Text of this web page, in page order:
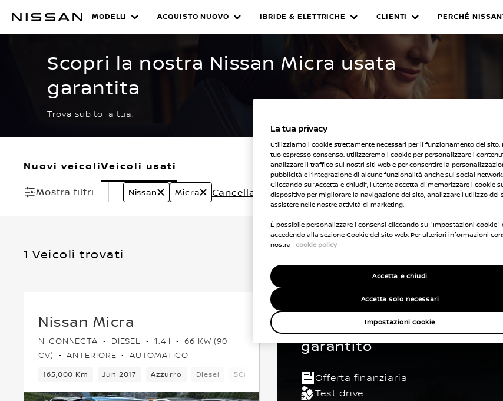
CERTIFIED PRE OWNED INVENTORY
MODELLI ACQUISTO NUOVO IBRIDE & ELETTRICHE CLIENTI PERCHÉ
Scopri la nostra Nissan Micra usata
garantita
Trova subito la tua.
Nuovi veicoliVeicoli usati
Mostra filtri
Nissan Micra Cancella tutti i filtri
1 Veicoli trovati
Nissan Micra
N-CONNECTA DIESEL 1.4 l
66 KW (90
CV)
ANTERIORE AUTOMATICO
165,000 Km Jun 2017 Azzurro Diesel 5Cambio 5 Posti Berlina Anteriore
I vantaggi Nissan usato
garantito
Offerta finanziaria
Test drive
La tua privacy
Utilizziamo i cookie strettamente necessari per il funzionamento del sito.
tuo espresso consenso, utilizzeremo i cookie per personalizzare i
analizzare il traffico sui nostri siti web e per consentire la
pubblicità e l’integrazione di alcune funzionalità anche sui social network.
Cliccando su “Accetta e chiudi”, l’utente accetta di memorizzare i cookie
dispositivo per migliorare la navigazione del sito, analizzare l’utilizzo del
assistere nelle nostre attività di marketing.
È possibile personalizzare i consensi cliccando su "Impostazioni cookie"
accedendo alla sezione Cookie del sito web. Per ulteriori informazioni
nostra
cookie policy
Accetta solo necessari
Accetta e chiudi
Impostazioni cookie